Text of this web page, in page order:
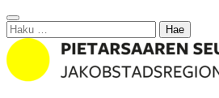
Siirry
sisältöön
Sulje
Haku: